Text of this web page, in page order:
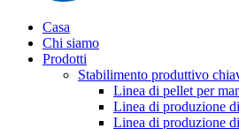
Casa
Chi siamo
Prodotti
Stabilimento produttivo
Linea di pellet per
Linea di produzione
Linea di produzione